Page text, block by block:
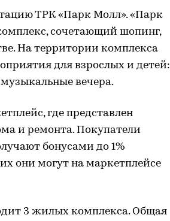
ТРК «Парк Молл». «Парк
сочетающий шопинг,
На территории комплекса
для взрослых и детей:
вечера.
где представлен
и ремонта. Покупатели
бонусами до 1%
они могут на маркетплейсе
3 жилых комплекса. Общая